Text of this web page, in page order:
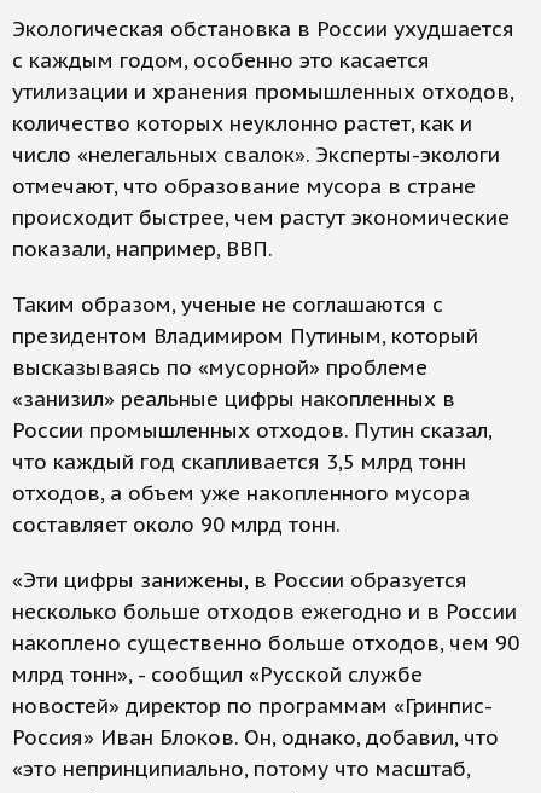
Экологическая обстановка в России ухудшается
с каждым годом, особенно это касается
утилизации и хранения промышленных отходов,
количество которых неуклонно растет, как и
число «нелегальных свалок». Эксперты-экологи
отмечают, что образование мусора в стране
происходит быстрее, чем растут экономические
показали, например, ВВП.
Таким образом, ученые не соглашаются с
президентом Владимиром Путиным, который
высказываясь по «мусорной» проблеме
«занизил» реальные цифры накопленных в
России промышленных отходов. Путин сказал,
что каждый год скапливается 3,5 млрд тонн
отходов, а объем уже накопленного мусора
составляет около 90 млрд тонн.
«Эти цифры занижены, в России образуется
несколько больше отходов ежегодно и в России
накоплено существенно больше отходов, чем 90
млрд тонн», - сообщил «Русской службе
новостей» директор по программам «Гринпис-
Россия» Иван Блоков. Он, однако, добавил, что
«это непринципиально, потому что масштаб,